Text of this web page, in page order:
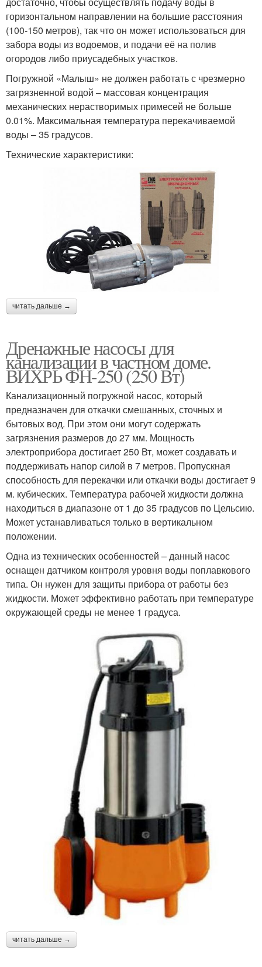
горизонтальном направлении на большие расстояния
(100-150 метров), так что он может использоваться для
забора воды из водоемов, и подачи её на полив
огородов либо приусадебных участков.
Погружной «Малыш» не должен работать с чрезмерно
загрязненной водой – массовая концентрация
механических нерастворимых примесей не больше
0.01%. Максимальная температура перекачиваемой
воды – 35 градусов.
Технические характеристики:
читать дальше →
Дренажные насосы для
канализации в частном доме.
ВИХРЬ ФН-250 (250 Вт)
Канализационный погружной насос, который
предназначен для откачки смешанных, сточных и
бытовых вод. При этом они могут содержать
загрязнения размеров до 27 мм. Мощность
электроприбора достигает 250 Вт, может создавать и
поддерживать напор силой в 7 метров. Пропускная
способность для перекачки или откачки воды достигает 9
м. кубических. Температура рабочей жидкости должна
находиться в диапазоне от 1 до 35 градусов по Цельсию.
Может устанавливаться только в вертикальном
положении.
Одна из технических особенностей – данный насос
оснащен датчиком контроля уровня воды поплавкового
типа. Он нужен для защиты прибора от работы без
жидкости. Может эффективно работать при температуре
окружающей среды не менее 1 градуса.
читать дальше →